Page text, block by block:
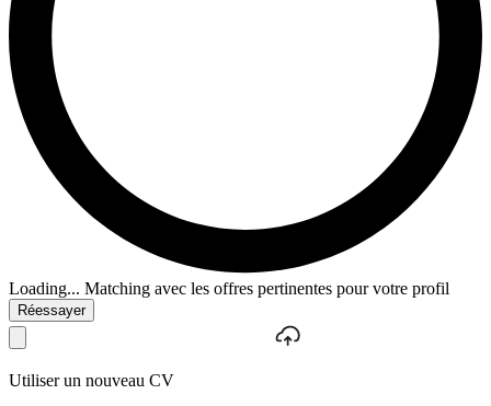
Loading... Matching avec les offres pertinentes pour votre profil
Réessayer
Utiliser un nouveau CV